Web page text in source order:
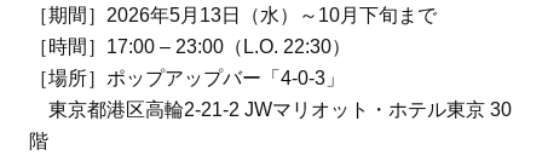
［期間］2026年5月13日（水）～10月下旬まで
［時間］17:00 – 23:00（L.O. 22:30）
［場所］ポップアップバー「4-0-3」
東京都港区高輪2-21-2 JWマリオット・ホテル東京 30
階